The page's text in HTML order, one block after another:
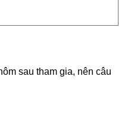
sau tham gia, nên câu